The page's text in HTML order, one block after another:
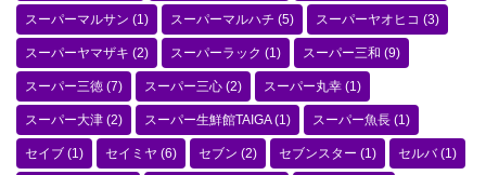
スーパーマルサン (1) スーパーマルハチ (5) スーパーヤオヒコ (3)
スーパーヤマザキ (2) スーパーラック (1) スーパー三和 (9)
スーパー三徳 (7) スーパー三心 (2) スーパー丸幸 (1)
スーパー大津 (2) スーパー生鮮館TAIGA(1) スーパー魚長 (1)
セイブ (1) セイミヤ (6) セブン (2) セブンスター (1) セルバ(1)